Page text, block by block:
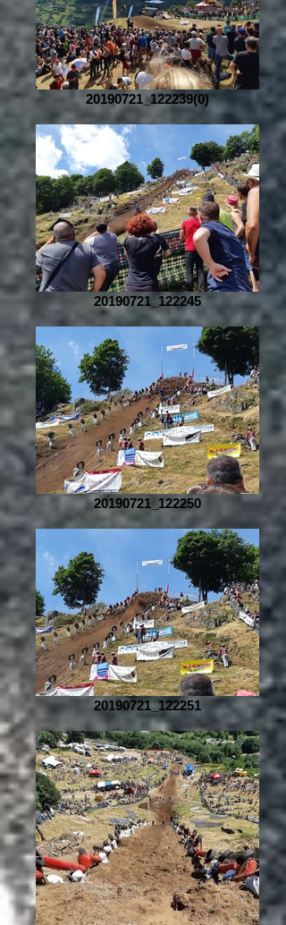
20190721_122239(0)
20190721_122245
20190721_122250
20190721_122251